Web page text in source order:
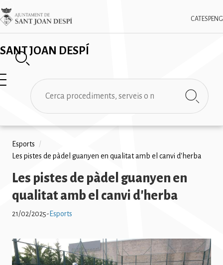
Vés
al
contingut
SANT JOAN DESPÍ
CAT ESPENG
Imatge
✕
Cerca
Fil
d'ariadna
Esports
/
Les pistes de pàdel guanyen en qualitat amb el canvi d'herba
Les pistes de pàdel guanyen en
qualitat amb el canvi d'herba
21/02/2025- Esports
Imatge